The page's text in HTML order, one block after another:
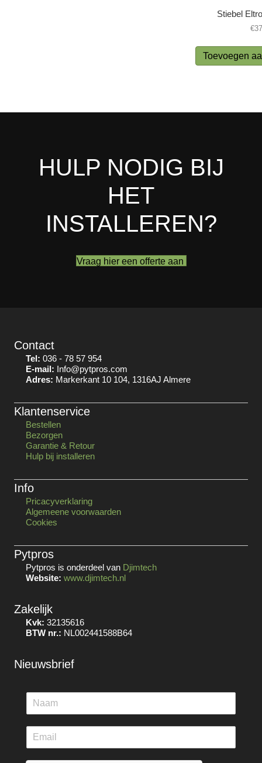
Stiebel
€
Toevoegen
HULP NODIG BIJ
HET
INSTALLEREN?
Vraag hier een offerte aan
Contact
Tel: 036 - 78 57 954
E-mail: Info@pytpros.com
Adres: Markerkant 10 104, 1316AJ Almere
Klantenservice
Bestellen
Bezorgen
Garantie & Retour
Hulp bij installeren
Info
Pricacyverklaring
Algemeene voorwaarden
Cookies
Pytpros
Pytpros is onderdeel van Djimtech
Website: www.djimtech.nl
Zakelijk
Kvk: 32135616
BTW nr.: NL002441588B64
Nieuwsbrief